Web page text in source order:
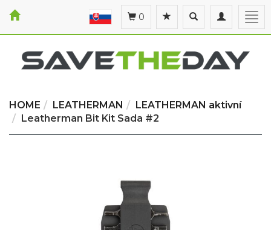
Toggle
navigation
Toggle
search
0
HOME LEATHERMAN
LEATHERMAN aktivní
Leatherman Bit Kit Sada #2